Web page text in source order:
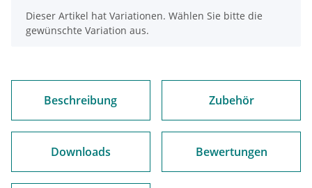
x
Dieser Artikel hat Variationen. Wählen Sie bitte die
gewünschte Variation aus.
Beschreibung Zubehör
Downloads Bewertungen